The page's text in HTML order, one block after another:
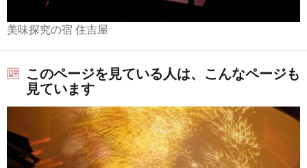
美味探究の宿 住吉屋
このページを見ている人は、こんなページも
見ています